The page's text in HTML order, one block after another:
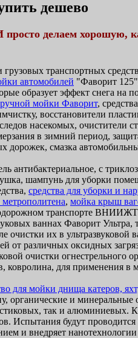
дешево
просто делаем хорошую,
транспортных
автомобилей "Фаворит
образует эффект снега на
мойки Фаворит,
восстановители
насекомых, очистители
в зимний период,
дорожек, смазка
антибактериальное, с
шампунь для уборки
средства для уборки и
, мойка крыш
транспорте
ваннах Фаворит Ультра,
очистки их в ультразвуковой
от различных оксидных
очистки огнестрельного
ковролина, для применения
для мойки днища катеров,
органические и минеральные
так и алюминиевых.
Испытания будут проводится
и внедряет